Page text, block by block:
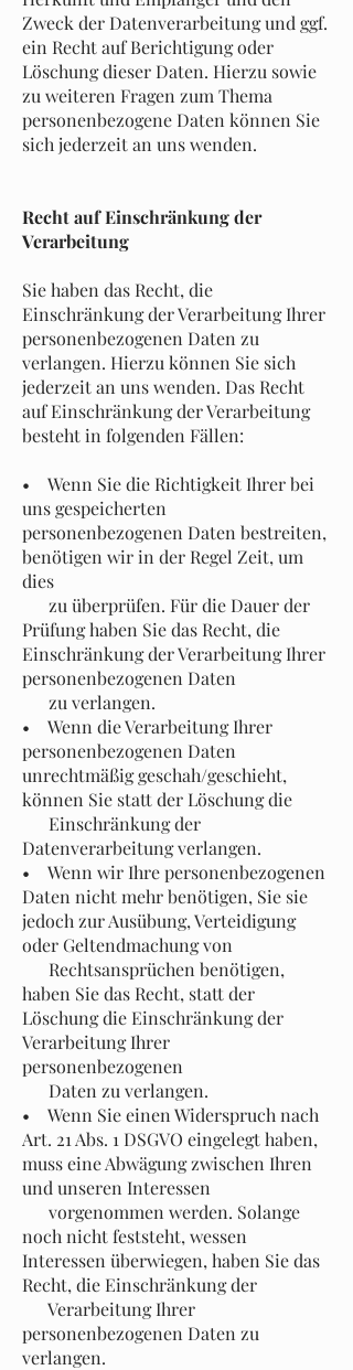
Zweck der Datenverarbeitung und ggf.
ein Recht auf Berichtigung oder
Löschung dieser Daten. Hierzu sowie
zu weiteren Fragen zum Thema
personenbezogene Daten können Sie
sich jederzeit an uns wenden.
Recht auf Einschränkung der
Verarbeitung
Sie haben das Recht, die
Einschränkung der Verarbeitung Ihrer
personenbezogenen Daten zu
verlangen. Hierzu können Sie sich
jederzeit an uns wenden. Das Recht
auf Einschränkung der Verarbeitung
besteht in folgenden Fällen:
• Wenn Sie die Richtigkeit Ihrer bei
uns gespeicherten
personenbezogenen Daten bestreiten,
benötigen wir in der Regel Zeit, um
dies
zu überprüfen. Für die Dauer der
Prüfung haben Sie das Recht, die
Einschränkung der Verarbeitung Ihrer
personenbezogenen Daten
zu verlangen.
• Wenn die Verarbeitung Ihrer
personenbezogenen Daten
unrechtmäßig geschah/geschieht,
können Sie statt der Löschung die
Einschränkung der
Datenverarbeitung verlangen.
• Wenn wir Ihre personenbezogenen
Daten nicht mehr benötigen, Sie sie
jedoch zur Ausübung, Verteidigung
oder Geltendmachung von
Rechtsansprüchen benötigen,
haben Sie das Recht, statt der
Löschung die Einschränkung der
Verarbeitung Ihrer
personenbezogenen
Daten zu verlangen.
• Wenn Sie einen Widerspruch nach
Art. 21 Abs. 1 DSGVO eingelegt haben,
muss eine Abwägung zwischen Ihren
und unseren Interessen
vorgenommen werden. Solange
noch nicht feststeht, wessen
Interessen überwiegen, haben Sie das
Recht, die Einschränkung der
Verarbeitung Ihrer
personenbezogenen Daten zu
verlangen.